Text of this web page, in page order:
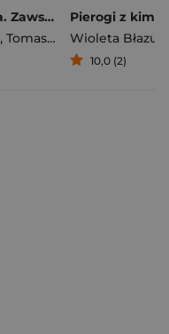
Rafał Majka. Zawsze z przodu. Rozmawia Tomasz Kalemba - książka z autografem
, Tomasz Kalemba Wioleta
10,0 (2)